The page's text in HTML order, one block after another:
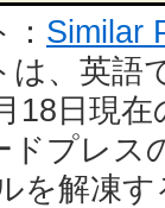
Similar
、英語
18日現
ドプレス
を解凍